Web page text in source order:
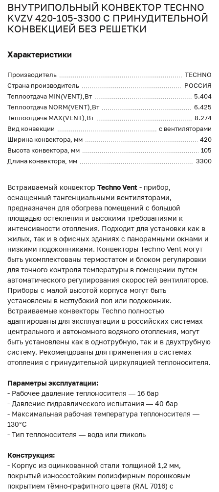
ВНУТРИПОЛЬНЫЙ КОНВЕКТОР TECHNO
KVZV 420-105-3300 С ПРИНУДИТЕЛЬНОЙ
КОНВЕКЦИЕЙ БЕЗ РЕШЕТКИ
Характеристики
Производитель
TECHNO
Страна производитель
РОССИЯ
Теплоотдача MIN(VENT),Вт
5.404
Теплоотдача NORM(VENT),Вт
6.425
Теплоотдача MAX(VENT),Вт
8.274
Вид конвекции
с вентиляторами
Ширина конвектора, мм
420
Высота конвектора, мм
105
Длина конвектора, мм
3300
Встраиваемый конвектор Techno Vent - прибор,
оснащенный тангенциальными вентиляторами,
предназначен для обогрева помещений с большой
площадью остекления и высокими требованиями к
интенсивности отопления. Подходит для установки как в
жилых, так и в офисных зданиях с панорамными окнами и
низкими подоконниками. Конвекторы Techno Vent могут
быть укомплектованы термостатом и блоком регулировки
для точного контроля температуры в помещении путем
автоматического регулирования скоростей вентиляторов.
Приборы с малой высотой корпуса могут быть
установлены в неглубокий пол или подоконник.
Встраиваемые конвекторы Techno полностью
адаптированы для эксплуатации в российских системах
центрального и автономного водяного отопления, могут
быть установлены как в однотрубную, так и в двухтрубную
систему. Рекомендованы для применения в системах
отопления с принудительной циркуляцией теплоносителя.
Параметры эксплуатации:
- Рабочее давление теплоносителя — 16 бар
- Давление гидравлического испытания — 40 бар
- Максимальная рабочая температура теплоносителя —
130°С
- Тип теплоносителя — вода или гликоль
Конструкция:
- Корпус из оцинкованной стали толщиной 1,2 мм,
покрытый износостойким полиэфирным порошковым
покрытием тёмно-графитного цвета (RAL 7016) с